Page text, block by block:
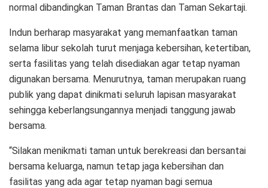
normal dibandingkan Taman Brantas dan Taman Sekartaji.
Indun berharap masyarakat yang memanfaatkan taman
selama libur sekolah turut menjaga kebersihan, ketertiban,
serta fasilitas yang telah disediakan agar tetap nyaman
digunakan bersama. Menurutnya, taman merupakan ruang
publik yang dapat dinikmati seluruh lapisan masyarakat
sehingga keberlangsungannya menjadi tanggung jawab
bersama.
“Silakan menikmati taman untuk berekreasi dan bersantai
bersama keluarga, namun tetap jaga kebersihan dan
fasilitas yang ada agar tetap nyaman bagi semua